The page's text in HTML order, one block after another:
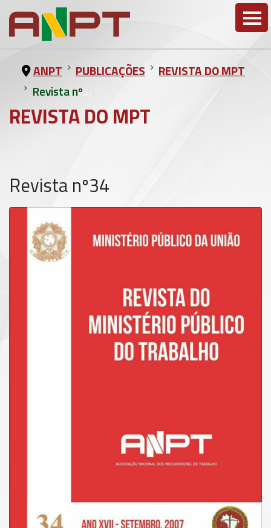
REVISTA DO MPT
ANPT PUBLICAÇÕES
REVISTA DO MPT
Revista nº34
Revista nº34